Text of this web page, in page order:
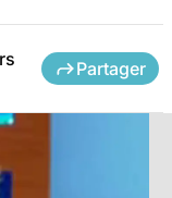
Partager